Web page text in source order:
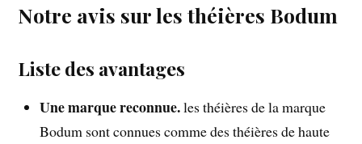
Notre avis sur les théières Bodum
Liste des avantages
Une marque reconnue.les théières de la marque
Bodum sont connues comme des théières de haute